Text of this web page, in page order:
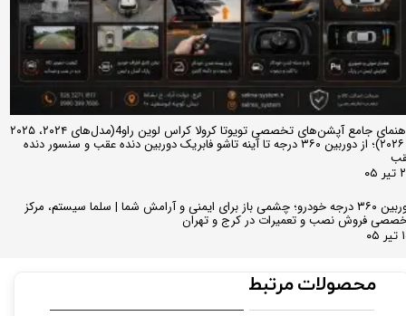
راهنمای جامع آپشن‌های تخصصی تویوتا کرولا کراس لوین راو4(مدل‌های ۲۰۲۴، ۲۰۲۵
و ۲۰۲۶)؛ از دوربین ۳۶۰ درجه تا آینه تاشو فابریک دوربین دنده عقب و سنسور دنده
دوربین ۳۶۰ درجه خودرو؛ چشمی باز برای ایمنی و آرامش شما | سلما سیستم، مرکز
فروش نصب و تعمیرات در کرج و تهران
محصولات مرتبط